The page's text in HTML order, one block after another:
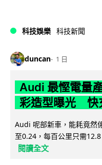
科技娛樂 科技新聞
duncan 1 日
Audi 最慳電量
彩造型曝光 快
Audi 呢部新車，能耗竟然
至0.24，每百公里只需
閱讀全文